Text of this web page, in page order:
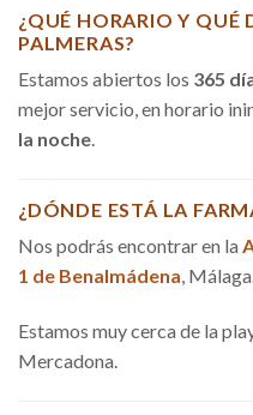
¿QUÉ HORARIO Y QUÉ
PALMERAS?
Estamos abiertos los 365
mejor servicio, en horario
la noche.
¿DÓNDE ESTÁ LA
Nos podrás encontrar en la
1 de Benalmádena,
Estamos muy cerca de la
Mercadona.